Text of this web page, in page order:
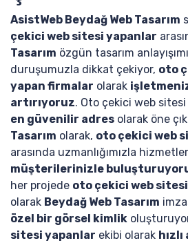
AsistWeb Beydağ Web Tasarım
çekici web sitesi yapanlar
Tasarım özgün tasarım
duruşumuzla dikkat çekiyor, oto
yapan firmalar olarak
artırıyoruz. Oto çekici web
en güvenilir adres olarak öne
Tasarım olarak, oto çekici web
arasında uzmanlığımızla
müşterilerinizle
her projede oto çekici web
olarak Beydağ Web Tasarım
özel bir görsel kimlik
sitesi yapanlar ekibi olarak